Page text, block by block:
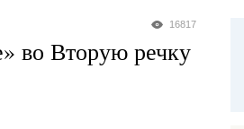
16817
во Вторую речку